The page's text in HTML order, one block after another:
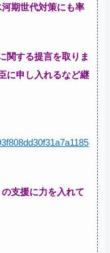
期世代対策にも率
関する提言を取りま
に申し入れるなど継
支援に力を入れて